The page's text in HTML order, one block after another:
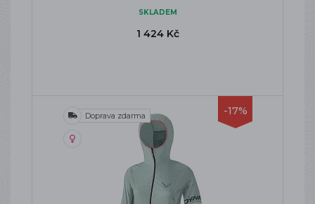
SKLADEM
1 424 Kč
-17%
Doprava zdarma